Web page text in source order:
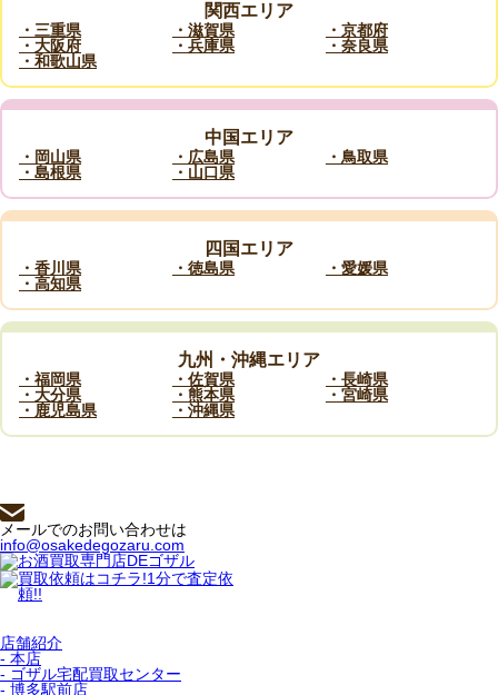
関西エリア
・三重県 ・滋賀県
・京都府
・大阪府
・兵庫県
・奈良県
・和歌山県
中国エリア
・岡山県 ・広島県
・鳥取県
・島根県
・山口県
四国エリア
・香川県 ・徳島県
・愛媛県
・高知県
九州・沖縄エリア
・福岡県 ・佐賀県
・長崎県
・大分県
・熊本県
・宮崎県
・鹿児島県
・沖縄県
メールでのお問い合わせは
info@osakedegozaru.com
店舗紹介
- 本店
- ゴザル宅配買取センター
- 博多駅前店